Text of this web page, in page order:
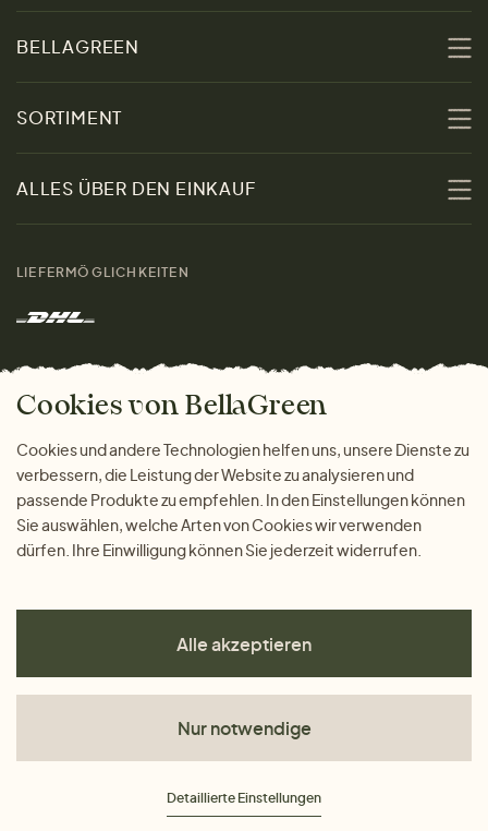
BELLAGREEN
Über uns
Nachhaltigkeit
Kontakt
Marken
Das freundliche Magazin
SORTIMENT
Sale
Damen
Herren
Geschenke
ALLES ÜBER DEN EINKAUF
Warum bei uns einkaufen
LIEFERMÖGLICHKEITEN
ZAHLUNGSMÖGLICHKEITEN
Impressum Cookies
Cookies von BellaGreen
Cookies und andere Technologien helfen uns, unsere Dienste zu
verbessern, die Leistung der Website zu analysieren und
passende Produkte zu empfehlen. In den Einstellungen können
Sie auswählen, welche Arten von Cookies wir verwenden
dürfen. Ihre Einwilligung können Sie jederzeit widerrufen.
Alle akzeptieren
Nur notwendige
Detaillierte Einstellungen